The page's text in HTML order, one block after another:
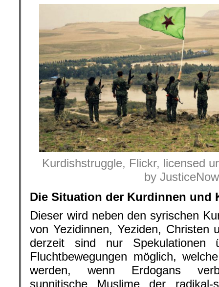
Kurdishstruggle, Flickr, licensed
by
Die Situation der Kurdinnen und
Dieser wird neben den syrischen
von Yezidinnen, Yeziden, Christen
derzeit sind nur
Fluchtbewegungen möglich,
werden, wenn Erdogans
sunnitische Muslime der radikal-